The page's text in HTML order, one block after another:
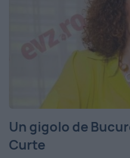
Un gigolo de
Curte